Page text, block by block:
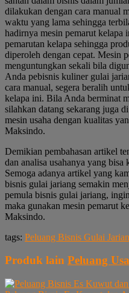
dilakukan dengan cara manual
waktu yang lama sehingga
hadirnya mesin pemarut kelapa
pemarutan kelapa sehingga
diperoleh dengan cepat. Mesin
menguntungkan sekali bila
Anda pebisnis kuliner gulai
cara manual, segera beralih
kelapa ini. Bila Anda berminat
silahkan datang sekarang juga
mesin usaha dengan kualitas
Maksindo.
Demikian pembahasan artikel
dan analisa usahanya yang
Semoga adanya artikel yang
bisnis gulai jariang semakin
pemula bisnis gulai jariang,
maka gunakan mesin pemarut
Maksindo.
tags: Peluang Bisnis Gulai
Produk lain Peluang